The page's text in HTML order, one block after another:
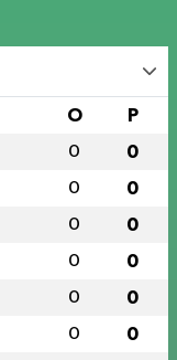
O P
0 0
0 0
0 0
0 0
0 0
0 0